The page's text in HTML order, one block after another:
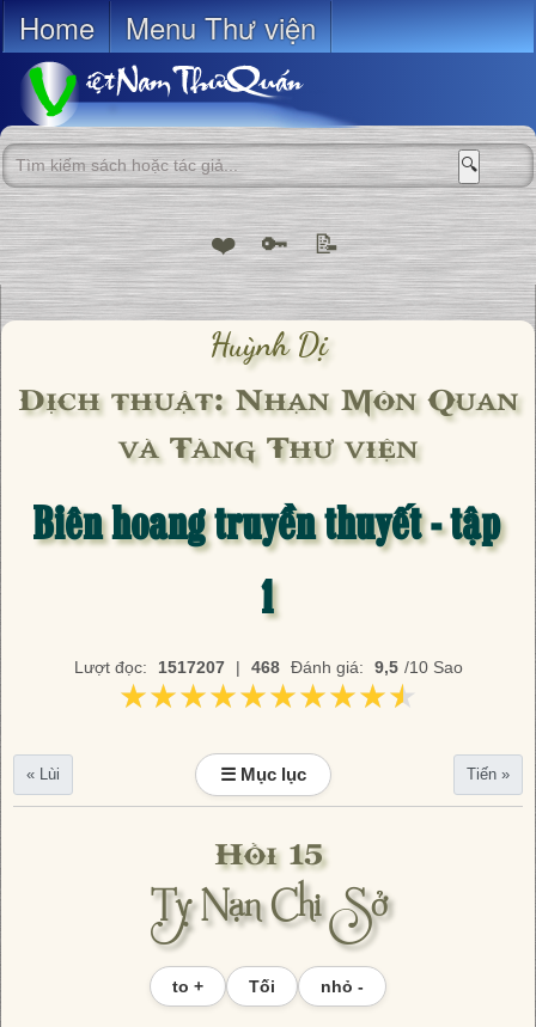
Home Menu Thư viện
🔍
❤️ 🔑 📝
Huỳnh Dị
Dịch thuật: Nhạn Môn Quan
và Tàng Thư viện
Biên hoang truyền thuyết - tập
1
Lượt đọc: 1517207 | 468 Đánh giá: 9,5 /10 Sao
★★★★★★★★★★
★★★★★★★★★★
« Lùi ☰ Mục lục Tiến »
Hồi 15
Tỵ Nạn Chi Sở
to + Tối nhỏ -